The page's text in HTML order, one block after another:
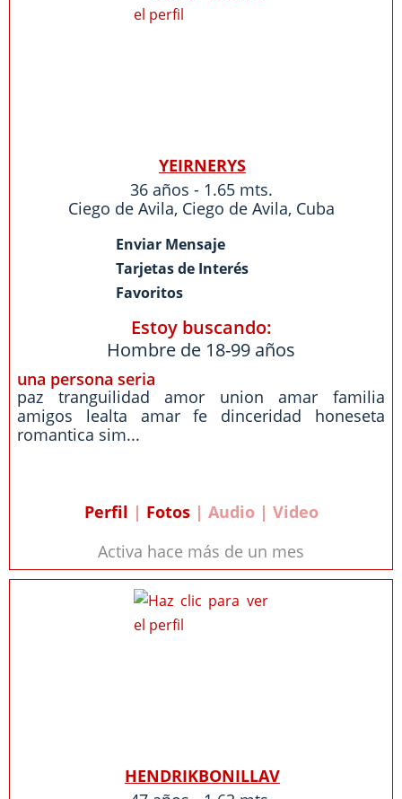
YEIRNERYS
36 años - 1.65 mts.
Ciego de Avila, Ciego de Avila, Cuba
Enviar Mensaje
Tarjetas de Interés
Favoritos
Estoy buscando:
Hombre de 18-99 años
una persona seria
paz tranguilidad amor union amar familia
amigos lealta amar fe dinceridad honeseta
romantica sim...
Perfil | Fotos| Audio | Video
Activa hace más de un mes
HENDRIKBONILLAV